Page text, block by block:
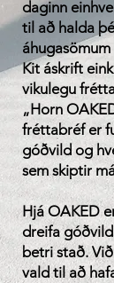
daginn
til að halda
Kit áskrift
vikulegu
„Horn
fréttabréf er
góðvild og
sem skiptir
Hjá OAKED
dreifa
betri stað.
vald til að